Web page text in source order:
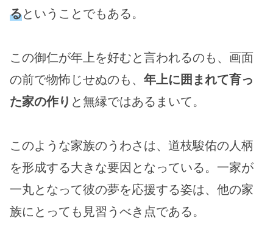
るということでもある。
この御仁が年上を好むと言われるのも、画面
の前で物怖じせぬのも、 年上に囲まれて育っ
た家の作り と無縁ではあるまいて。
このような家族のうわさは、道枝駿佑の人柄
を形成する大きな要因となっている。一家が
一丸となって彼の夢を応援する姿は、他の家
族にとっても見習うべき点である。